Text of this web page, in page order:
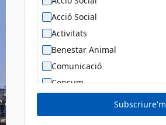
Acció Social
Activitats
Benestar Animal
Comunicació
Consum
Diversitat Sexual i de Gènere
Subscriure'm